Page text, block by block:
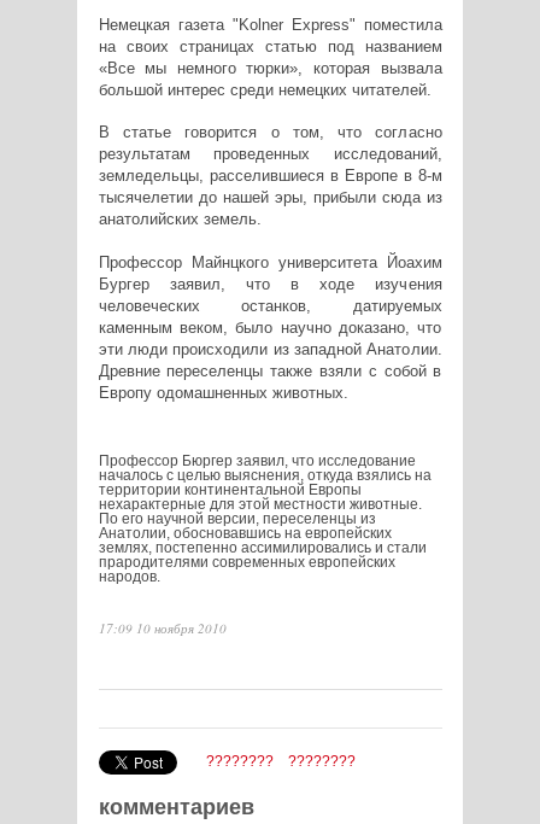
Немецкая газета "Kolner Express" поместила
на своих страницах статью под названием
«Все мы немного тюрки», которая вызвала
большой интерес среди немецких читателей.
В статье говорится о том, что согласно
результатам проведенных исследований,
земледельцы, расселившиеся в Европе в 8-м
тысячелетии до нашей эры, прибыли сюда из
анатолийских земель.
Профессор Майнцкого университета Йоахим
Бургер заявил, что в ходе изучения
человеческих останков, датируемых
каменным веком, было научно доказано, что
эти люди происходили из западной Анатолии.
Древние переселенцы также взяли с собой в
Европу одомашненных животных.
Профессор Бюргер заявил, что исследование
началось с целью выяснения, откуда взялись на
территории континентальной Европы
нехарактерные для этой местности животные.
По его научной версии, переселенцы из
Анатолии, обосновавшись на европейских
землях, постепенно ассимилировались и стали
прародителями современных европейских
народов.
17:09 10 ноября 2010
???????? ????????
комментариев